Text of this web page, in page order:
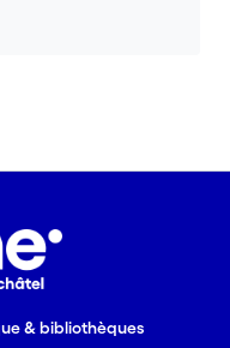
& bibliothèques